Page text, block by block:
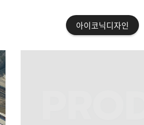
아이코닉디자인